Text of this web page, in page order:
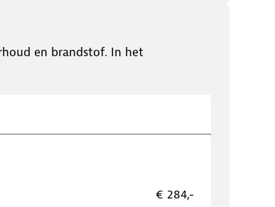
en brandstof. In het
€ 284,-